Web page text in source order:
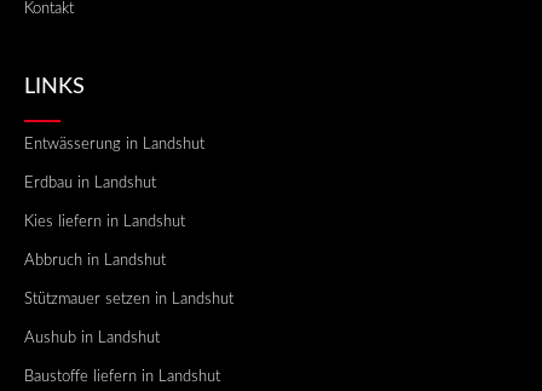
Kontakt
LINKS
Entwässerung in Landshut
Erdbau in Landshut
Kies liefern in Landshut
Abbruch in Landshut
Stützmauer setzen in Landshut
Aushub in Landshut
Baustoffe liefern in Landshut